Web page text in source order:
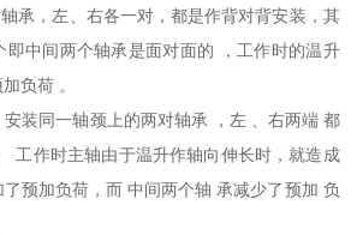
承，左、右各一对，都是作背对背安装，其
即中间两个轴承是面对面的 ，工作时的温升
负荷 。
装同一轴颈上的两对轴承 ，左 、右两端 都
工作时主轴由于温升作轴向伸长时，就造成
预加负荷，而 中间两个轴 承减少了预加 负